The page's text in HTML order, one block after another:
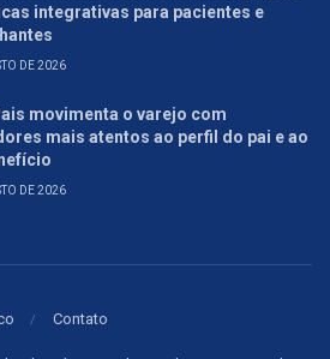
integrativas para pacientes e
DE 2026
movimenta o varejo com
mais atentos ao perfil do pai e ao
DE 2026
Contato